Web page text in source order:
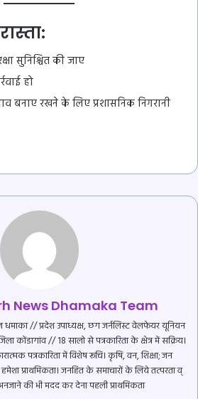
सुनिश्चित की जाए
हो
बनाए रखने के लिए प्रशासनिक निगरानी
News Dhamaka Team
// प्रदेश उपाध्यक्ष, छग जर्नलिस्ट वेलफेयर यूनियन
कोंडागांव // 18 सालो से पत्रकारिता के क्षेत्र में सक्रिय।
पत्रकारिता में विशेष रूचि। कृषि, वन, शिक्षा; जन
प्राथमिकता। जनहित के समाचारों के लिये तत्परता व्
की भी मदद कर देना पहली प्राथमिकता